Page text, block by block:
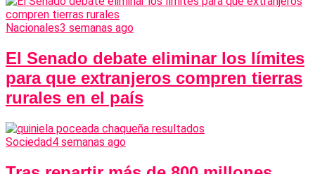
Nacionales3 semanas ago
El Senado debate eliminar los límites
para que extranjeros compren tierras
rurales en el país
Sociedad4 semanas ago